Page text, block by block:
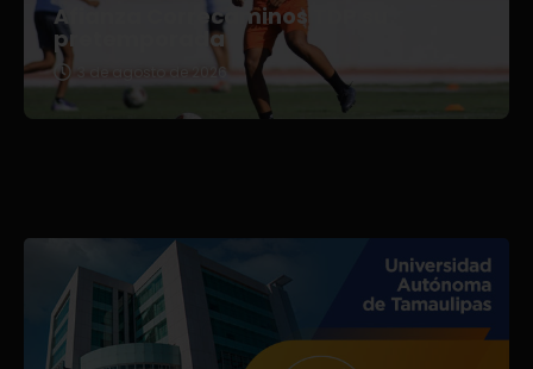
Afianza Correcaminos TDP su
pretemporada
3 de agosto de 2026